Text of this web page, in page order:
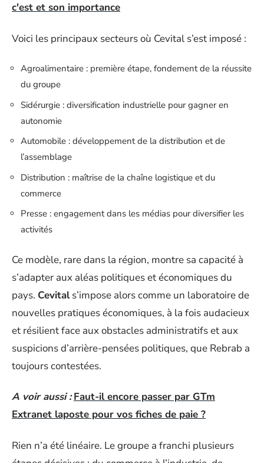
c'est et son importance
Voici les principaux secteurs où Cevital s’est imposé :
Agroalimentaire : première étape, fondement de la réussite
du groupe
Sidérurgie : diversification industrielle pour gagner en
autonomie
Automobile : développement de la distribution et de
l’assemblage
Distribution : maîtrise de la chaîne logistique et du
commerce
Presse : engagement dans les médias pour diversifier les
activités
Ce modèle, rare dans la région, montre sa capacité à
s’adapter aux aléas politiques et économiques du
pays. Cevitals’impose alors comme un laboratoire de
nouvelles pratiques économiques, à la fois audacieux
et résilient face aux obstacles administratifs et aux
suspicions d’arrière-pensées politiques, que Rebrab a
toujours contestées.
A voir aussi : Faut-il encore passer par GTm
Extranet laposte pour vos fiches de paie ?
Rien n’a été linéaire. Le groupe a franchi plusieurs